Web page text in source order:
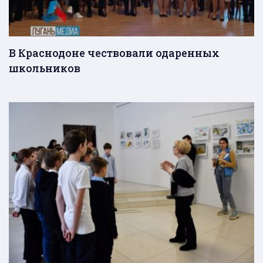
В Краснодоне чествовали одаренных
школьников